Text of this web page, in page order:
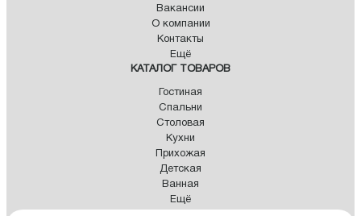
Вакансии
О компании
Контакты
Ещё
КАТАЛОГ ТОВАРОВ
Гостиная
Спальни
Столовая
Кухни
Прихожая
Детская
Ванная
Ещё